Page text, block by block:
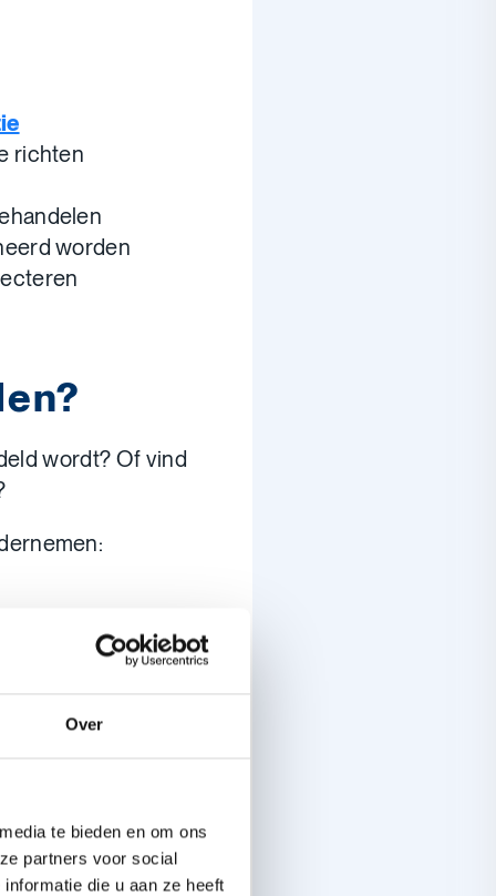
Over
te bieden en om ons
partners voor social
die u aan ze heeft
richten
worden
wordt? Of vind
je hiermee te
Ga dan naar het
voor het